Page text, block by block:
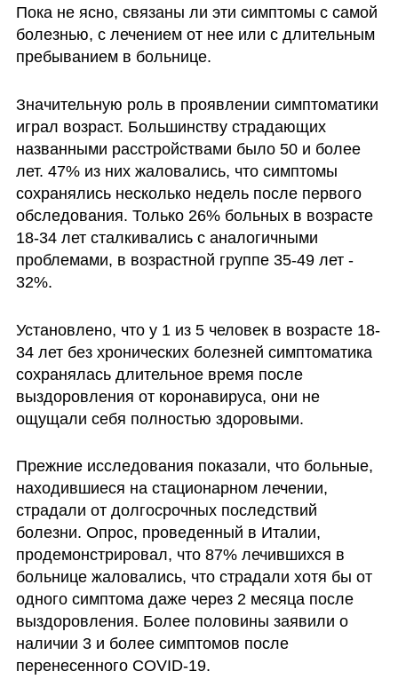
Пока не ясно, связаны ли эти симптомы с самой
болезнью, с лечением от нее или с длительным
пребыванием в больнице.
Значительную роль в проявлении симптоматики
играл возраст. Большинству страдающих
названными расстройствами было 50 и более
лет. 47% из них жаловались, что симптомы
сохранялись несколько недель после первого
обследования. Только 26% больных в возрасте
18-34 лет сталкивались с аналогичными
проблемами, в возрастной группе 35-49 лет -
32%.
Установлено, что у 1 из 5 человек в возрасте 18-
34 лет без хронических болезней симптоматика
сохранялась длительное время после
выздоровления от коронавируса, они не
ощущали себя полностью здоровыми.
Прежние исследования показали, что больные,
находившиеся на стационарном лечении,
страдали от долгосрочных последствий
болезни. Опрос, проведенный в Италии,
продемонстрировал, что 87% лечившихся в
больнице жаловались, что страдали хотя бы от
одного симптома даже через 2 месяца после
выздоровления. Более половины заявили о
наличии 3 и более симптомов после
перенесенного СОVID-19.